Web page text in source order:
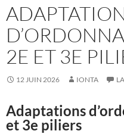
2E ET 3E
12 JUIN 2026 IONTA
Adaptations
et 3e piliers